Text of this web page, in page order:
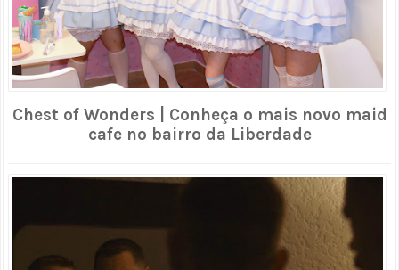
Chest of Wonders | Conheça o mais novo maid
cafe no bairro da Liberdade